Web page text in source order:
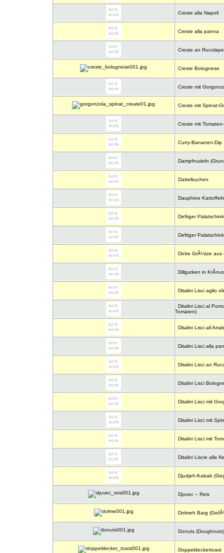
Creste alla Napoli
Creste alla panna
Creste an
Creste Bolognese
Creste mit
Creste mit Spinat-
Creste mit
Curry-Bananen-Dip
Dampfnudeln
Dattelkuchen
Dauphine Kartoffeln
Deftiger
Deftiger
Dicke GrÃ¼tze aus
Dillgurken in
Ditalini Lisci aglio
Ditalini Lisci al
Tomaten)
Ditalini Lisci all
Ditalini Lisci alla
Ditalini Lisci an
Ditalini Lisci
Ditalini Lisci mit
Ditalini Lisci mit
Ditalini Lisci mit
Ditalini Liscie alla
Djudjeh-Kabab
Djuvec – Reis
Dolmeh Barg
Donuts (Doughnuts)
Doppeldeckertoast